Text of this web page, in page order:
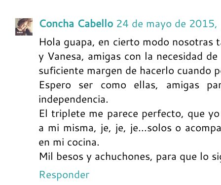
Concha Cabello 24 de mayo de
Hola guapa, en cierto modo nosotras
y Vanesa, amigas con la necesidad
suficiente margen de hacerlo cuando
Espero ser como ellas, amigas
independencia.
El triplete me parece perfecto, que
a mi misma, je, je, je...solos o
en mi cocina.
Mil besos y achuchones, para que lo
Responder